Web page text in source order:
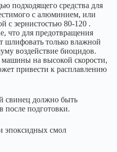
подходящего средства для
с алюминием, или
с зернистостью 80-120 .
что для предотвращения
шлифовать только влажной
воздействие биоцидов.
на высокой скорости,
привести к расплавлению
свинец должно быть
после подготовки.
эпоксидных смол